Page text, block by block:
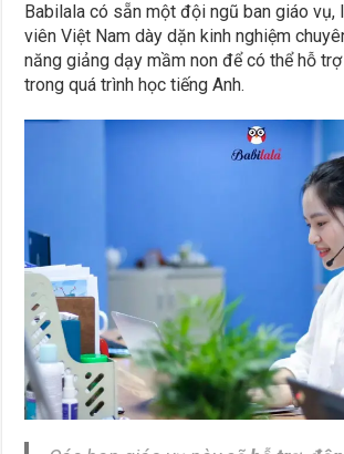
Babilala có sẵn một đội ngũ ban giáo vụ,
viên Việt Nam dày dặn kinh nghiệm
năng giảng dạy mầm non để có thể hỗ
trong quá trình học tiếng Anh.